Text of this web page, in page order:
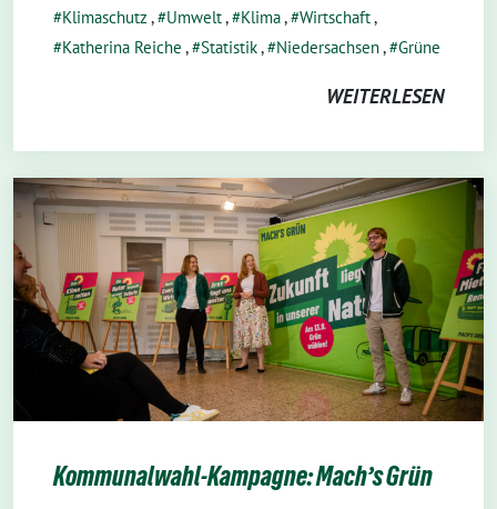
Klimaschutz , Umwelt, Klima, Wirtschaft,
Katherina Reiche , Statistik, Niedersachsen, Grüne
WEITERLESEN
Kommunalwahl-Kampagne: Mach’s Grün